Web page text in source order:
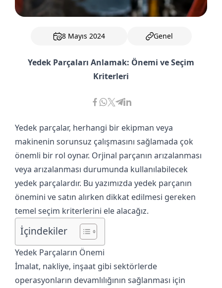
8 Mayıs 2024 Genel
Yedek Parçaları Anlamak: Önemi ve Seçim
Kriterleri
Yedek parçalar, herhangi bir ekipman veya
makinenin sorunsuz çalışmasını sağlamada çok
önemli bir rol oynar. Orjinal parçanın arızalanması
veya arızalanması durumunda kullanılabilecek
yedek parçalardır. Bu yazımızda yedek parçanın
önemini ve satın alırken dikkat edilmesi gereken
temel seçim kriterlerini ele alacağız.
İçindekiler
Yedek Parçaların Önemi
İmalat, nakliye, inşaat gibi sektörlerde
operasyonların devamlılığının sağlanması için